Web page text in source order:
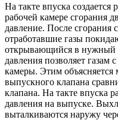
На такте впуска создается
рабочей камере сгорания
давление. После сгорания
отработавшие газы
открывающийся в нужный
давления позволяет газам
камеры. Этим объясняется
выпускного клапана
клапана. На такте впуска
давления на выпуске.
выталкиваются наружу